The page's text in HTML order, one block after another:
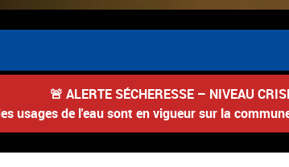
🚨 ALERTE SÉCHERESSE – NIVEAU
usages de l'eau sont en vigueur sur la